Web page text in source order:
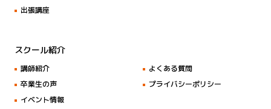
出張講座
スクール紹介
講師紹介
卒業生の声
イベント情報
よくある質問
プライバシーポリシー